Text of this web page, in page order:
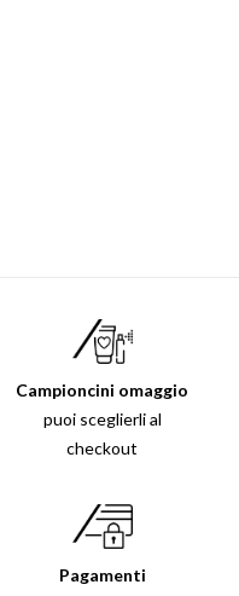
Campioncini omaggio
puoi sceglierli al
checkout
Pagamenti